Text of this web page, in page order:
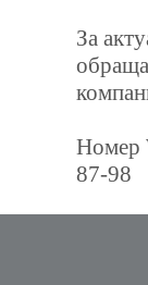
За
Номер
87-98